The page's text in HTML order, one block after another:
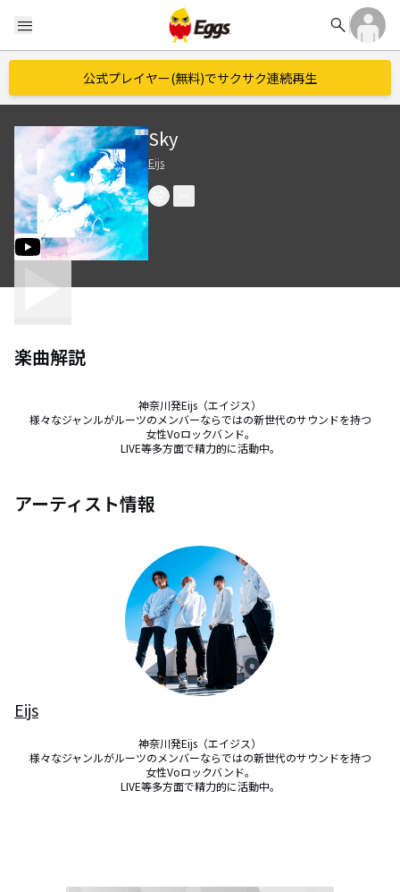
menu search
公式プレイヤー(無料)でサクサク連続再生
Sky
Eijs
楽曲解説
神奈川発Eijs（エイジス）
様々なジャンルがルーツのメンバーならではの新世代のサウンドを持つ
女性Voロックバンド。
LIVE等多方面で精力的に活動中。
アーティスト情報
Eijs
神奈川発Eijs（エイジス）
様々なジャンルがルーツのメンバーならではの新世代のサウンドを持つ
女性Voロックバンド。
LIVE等多方面で精力的に活動中。